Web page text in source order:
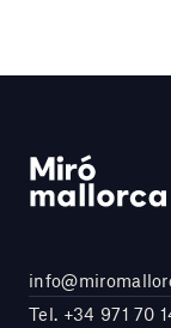
Tel. +34 971 70